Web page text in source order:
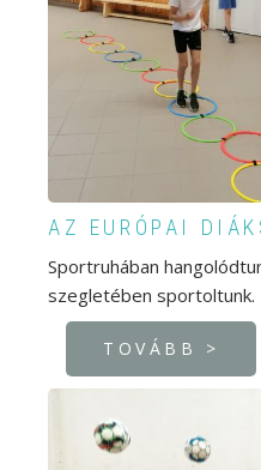
AZ EURÓPAI
Sportruhában
szegletében sportoltunk.
TOVÁBB >